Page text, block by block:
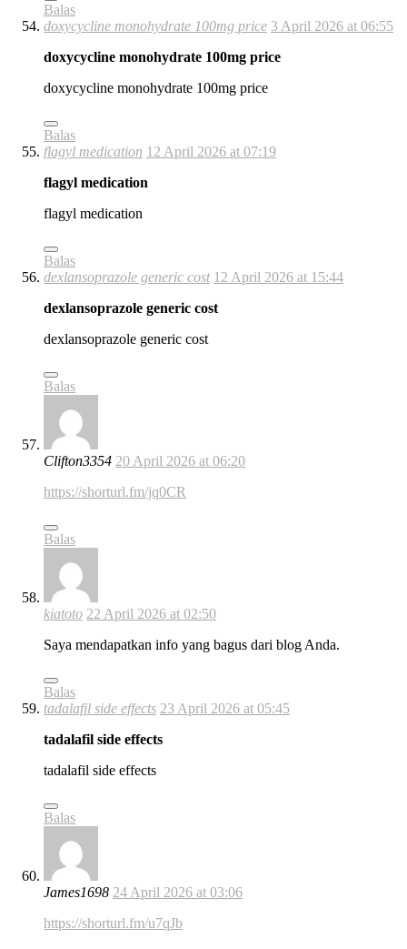
Balas
doxycycline monohydrate 100mg price 3 April 2026 at 06:55
doxycycline monohydrate 100mg price
doxycycline monohydrate 100mg price
Balas
flagyl medication 12 April 2026 at 07:19
flagyl medication
flagyl medication
Balas
dexlansoprazole generic cost 12 April 2026 at 15:44
dexlansoprazole generic cost
dexlansoprazole generic cost
Balas
Clifton3354 20 April 2026 at 06:20
https://shorturl.fm/jq0CR
Balas
kiatoto 22 April 2026 at 02:50
Saya mendapatkan info yang bagus dari blog Anda.
Balas
tadalafil side effects 23 April 2026 at 05:45
tadalafil side effects
tadalafil side effects
Balas
James1698 24 April 2026 at 03:06
https://shorturl.fm/u7qJb